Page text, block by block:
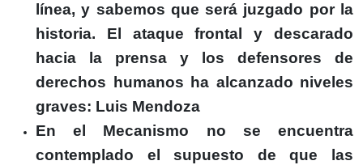
línea, y sabemos que será juzgado por la
historia. El ataque frontal y descarado
hacia la prensa y los defensores de
derechos humanos ha alcanzado niveles
graves: Luis Mendoza
En el Mecanismo no se encuentra
contemplado el supuesto de que las